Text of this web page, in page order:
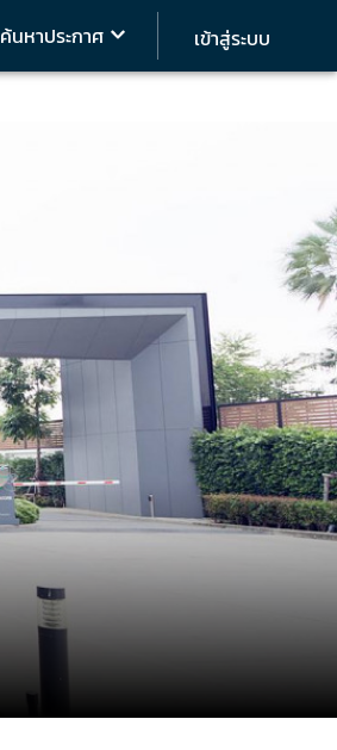
ค้นหาประกาศ เข้าสู่ระบบ